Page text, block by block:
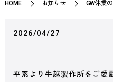
HOME お知らせ GW休業
2026/04/27
平素より牛越製作所をご愛